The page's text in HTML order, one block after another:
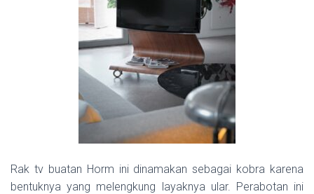
Rak tv buatan Horm ini dinamakan sebagai kobra karena
bentuknya yang melengkung layaknya ular. Perabotan ini